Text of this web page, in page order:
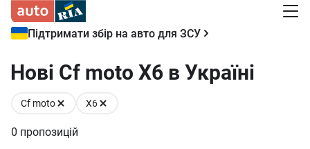
Підтримати збір на авто для ЗСУ
Нові Cf moto X6 в Україні
Cf moto X6
0 пропозицій